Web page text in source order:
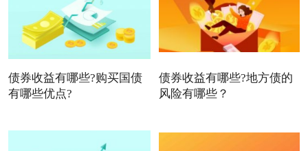
债券收益有哪些?购买国债
有哪些优点?
债券收益有哪些?地方债的
风险有哪些？